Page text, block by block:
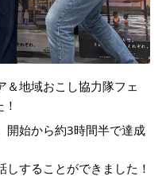
地域おこし協力隊フェ
開始から約3時間半で達成
することができました！